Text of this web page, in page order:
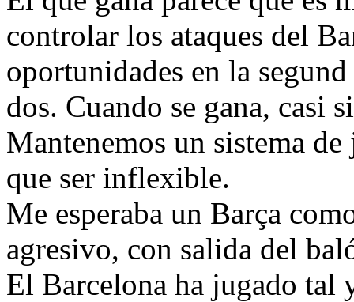
controlar los ataques del
oportunidades en la
dos. Cuando se gana, casi
Mantenemos un sistema
que ser inflexible.
Me esperaba un Barça
agresivo, con salida del
El Barcelona ha jugado tal